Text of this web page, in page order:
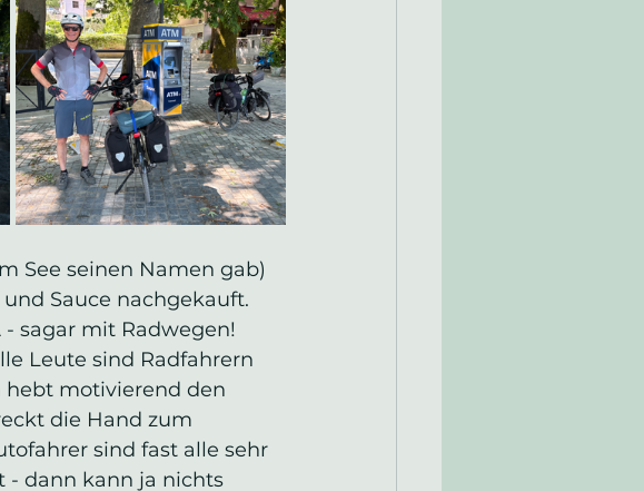
See seinen Namen gab)
Sauce nachgekauft.
sagar mit Radwegen!
Leute sind Radfahrern
hebt motivierend den
die Hand zum
sind fast alle sehr
- dann kann ja nichts